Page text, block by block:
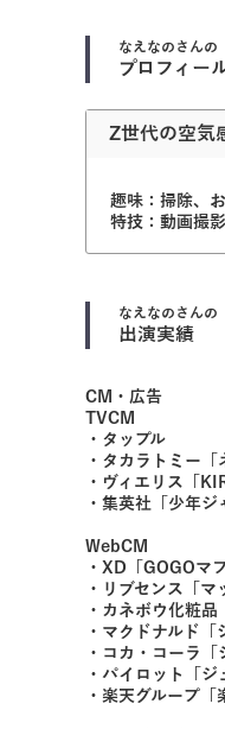
なえなの さんの
プロフィー
Z世代の空気
趣味：掃除、
特技：動画撮
なえなの さんの
出演実績
CM・広告
TVCM
・タップル
・タカラトミー「
・ヴィエリス「
・集英社「少年ジ
WebCM
・XD「GOGOマ
・リブセンス「マ
・カネボウ化粧品
・マクドナルド「
・コカ・コーラ「
・パイロット「ジ
・楽天グループ「